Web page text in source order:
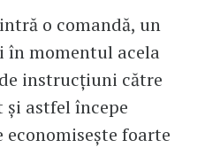
o comandă, un
în momentul acela
instrucțiuni către
astfel începe
foarte